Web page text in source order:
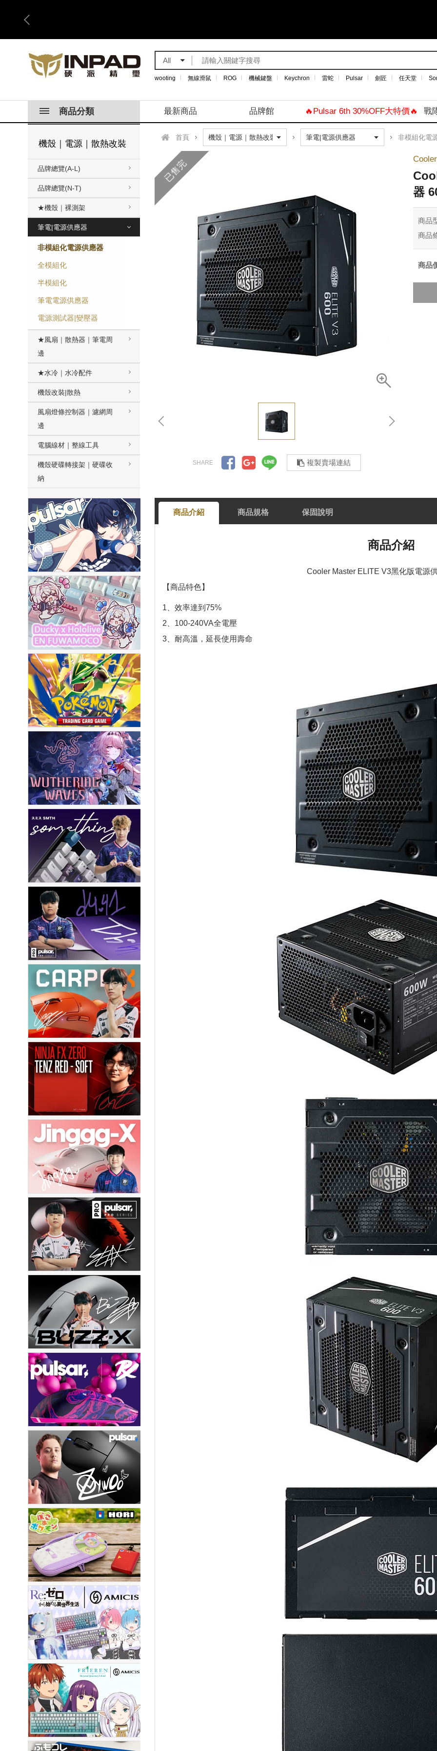
All
wooting 無線滑鼠 ROG 機械鍵盤 Keychron 雷蛇 Pulsar 劍匠 任天堂
商品分類 最新商品 品牌館 🔥Pulsar 6th 30%OFF大特價🔥 戰
機殼｜電源｜散熱改裝
品牌總覽(A-L)
品牌總覽(N-T)
★機殼｜裸測架
筆電|電源供應器
非模組化電源供應器
全模組化
半模組化
筆電電源供應器
電源測試器|變壓器
★風扇｜散熱器｜筆電周
邊
★水冷｜水冷配件
機殼改裝|散熱
風扇燈條控制器｜濾網周
邊
電腦線材｜整線工具
機殼硬碟轉接架｜硬碟收
納
首頁 非模組化電
已售完
複製賣場連結
器
商品
商品
商品
商品介紹 商品規格 保固說明
商品介紹
Cooler Master ELITE V3黑化版電源
【商品特色】
1、效率達到75%
2、100-240VA全電壓
3、耐高溫，延長使用壽命